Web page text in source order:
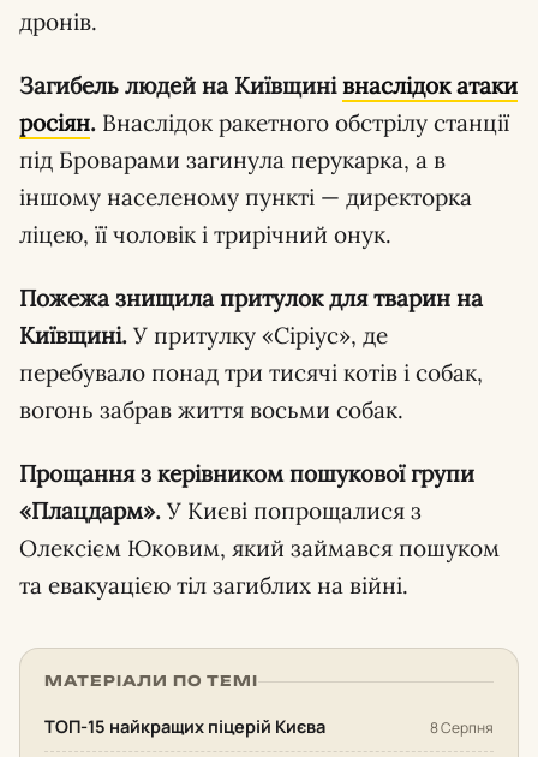
дронів.
Загибель людей на Київщинівнаслідок атаки
росіян. Внаслідок ракетного обстрілу станції
під Броварами загинула перукарка, а в
іншому населеному пункті — директорка
ліцею, її чоловік і трирічний онук.
Пожежа знищила притулок для тварин на
Київщині. У притулку «Сіріус», де
перебувало понад три тисячі котів і собак,
вогонь забрав життя восьми собак.
Прощання з керівником пошукової групи
«Плацдарм». У Києві попрощалися з
Олексієм Юковим, який займався пошуком
та евакуацією тіл загиблих на війні.
МАТЕРІАЛИ ПО ТЕМІ
ТОП-15 найкращих піцерій Києва 8 Серпня